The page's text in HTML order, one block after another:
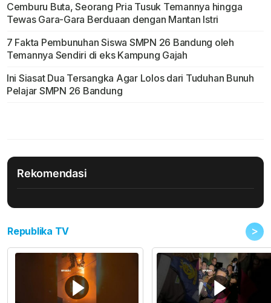
Cemburu Buta, Seorang Pria Tusuk Temannya hingga
Tewas Gara-Gara Berduaan dengan Mantan Istri
7 Fakta Pembunuhan Siswa SMPN 26 Bandung oleh
Temannya Sendiri di eks Kampung Gajah
Ini Siasat Dua Tersangka Agar Lolos dari Tuduhan Bunuh
Pelajar SMPN 26 Bandung
Rekomendasi
Republika TV >